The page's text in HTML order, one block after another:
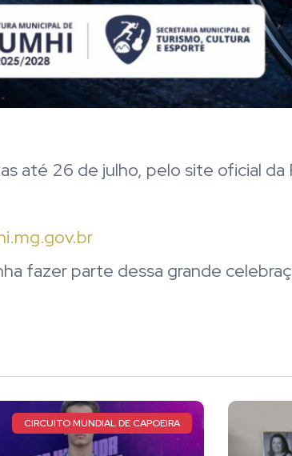
até 26 de julho, pelo site oficial da
fazer parte dessa grande
CIRCUITO MUNDIAL DE CAPOEIRA